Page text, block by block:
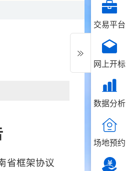
省框架协议
交易平台
网上开标
数据分析
场地预约